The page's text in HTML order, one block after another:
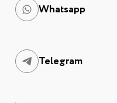
Whatsapp
Telegram